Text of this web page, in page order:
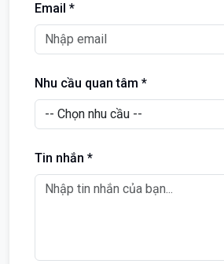
Email *
Nhu cầu quan tâm *
Tin nhắn *